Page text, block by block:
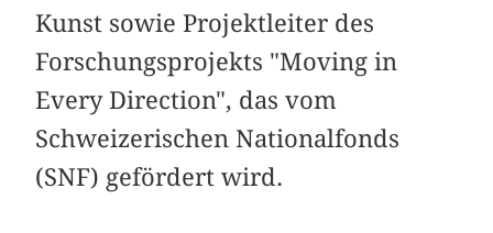
Kunst sowie Projektleiter des
Forschungsprojekts "Moving in
Every Direction", das vom
Schweizerischen Nationalfonds
(SNF) gefördert wird.